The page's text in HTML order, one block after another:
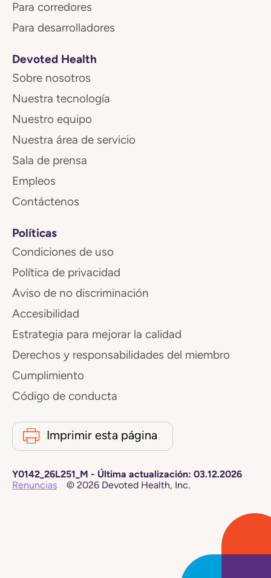
Para corredores
Para desarrolladores
Devoted Health
Sobre nosotros
Nuestra tecnología
Nuestro equipo
Nuestra área de servicio
Sala de prensa
Empleos
Contáctenos
Políticas
Condiciones de uso
Política de privacidad
Aviso de no discriminación
Accesibilidad
Estrategia para mejorar la calidad
Derechos y responsabilidades del miembro
Cumplimiento
Código de conducta
Imprimir esta página
Y0142_26L251_M - Última actualización: 03.12.2026
Renuncias
© 2026 Devoted Health, Inc.